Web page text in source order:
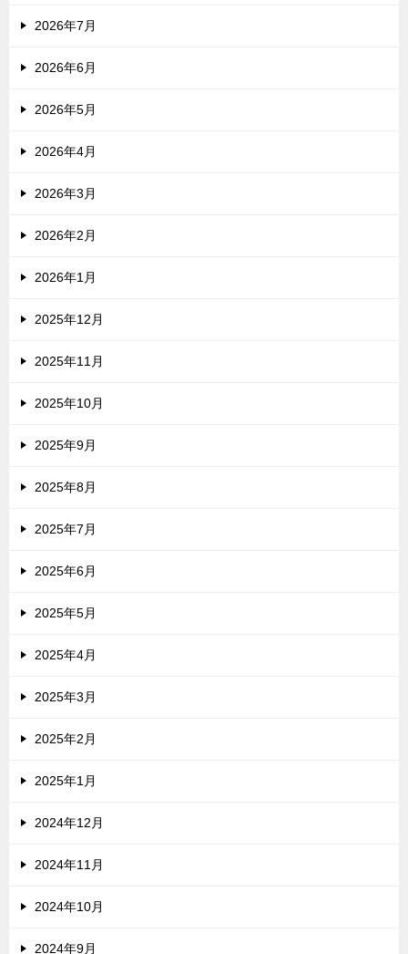
2026年7月
2026年6月
2026年5月
2026年4月
2026年3月
2026年2月
2026年1月
2025年12月
2025年11月
2025年10月
2025年9月
2025年8月
2025年7月
2025年6月
2025年5月
2025年4月
2025年3月
2025年2月
2025年1月
2024年12月
2024年11月
2024年10月
2024年9月